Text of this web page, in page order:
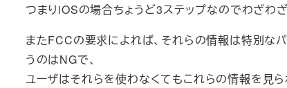
つまりiOSの場合ちょうど3ステップなのでわざわ
またFCCの要求によれば、それらの情報は特別な
うのはNGで、
ユーザはそれらを使わなくてもこれらの情報を見